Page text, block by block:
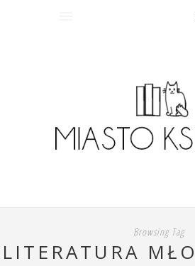
Browsing Tag
LITERATURA